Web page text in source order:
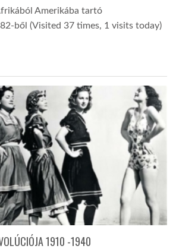
Amerikába tartó
ből (Visited 37 times, 1 visits today)
1910 -1940